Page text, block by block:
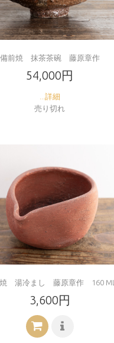
備前焼 抹茶茶碗 藤原章作
54,000円
...詳細
売り切れ
湯冷まし 藤原章作 160 ML
3,600円